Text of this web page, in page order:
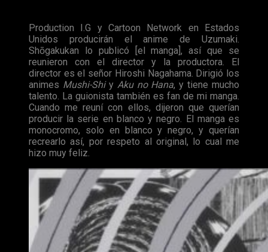
Production I.G y Cartoon Network en Estados
Unidos producirán el anime de Uzumaki.
Shōgakukan lo publicó [el manga], así que se
reunieron con el director y la productora. El
director es el señor Hiroshi Nagahama. Dirigió los
animes Mushi-Shiy Aku no Hana, y tiene mucho
talento. La guionista también es fan de mi manga.
Cuando me reuní con ellos, dijeron que querían
producir la serie en blanco y negro. El manga es
monocromo, solo en blanco y negro, y querían
recrearlo así, por respeto al original, lo cual me
hizo muy feliz.